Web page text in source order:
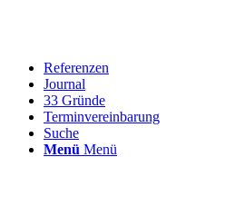
Referenzen
Journal
33 Gründe
Terminvereinbarung
Suche
Menü Menü